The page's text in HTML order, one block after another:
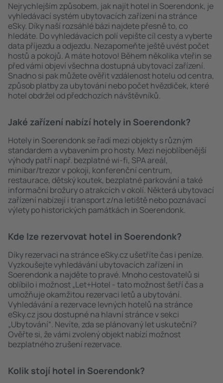
Nejrychlejším způsobem, jak najít hotel in Soerendonk, je
vyhledávací systém ubytovacích zařízení na stránce
eSky. Díky naší rozsáhlé bázi najdete přesně to, co
hledáte. Do vyhledávacích polí vepište cíl cesty a vyberte
data příjezdu a odjezdu. Nezapomeňte ještě uvést počet
hostů a pokojů. A máte hotovo! Během několika vteřin se
před vámi objeví všechna dostupná ubytovací zařízení.
Snadno si pak můžete ověřit vzdálenost hotelu od centra,
způsob platby za ubytování nebo počet hvězdiček, které
hotel obdržel od předchozích návštěvníků.
Jaké zařízení nabízí hotely in Soerendonk?
Hotely in Soerendonk se řadí mezi objekty s různým
standardem a vybavením pro hosty. Mezi nejoblíbenější
výhody patří např. bezplatné wi-fi, SPA areál,
minibar/trezor v pokoji, konferenční centrum,
restaurace, dětský koutek, bezplatné parkování a také
informační brožury o atrakcích v okolí. Některá ubytovací
zařízení nabízejí i transport z/na letiště nebo poznávací
výlety po historických památkách in Soerendonk.
Kde lze rezervovat hotel in Soerendonk?
Díky rezervaci na stránce eSky.cz ušetříte čas i peníze.
Vyzkoušejte vyhledávání ubytovacích zařízení in
Soerendonk a najděte to pravé. Mnoho cestovatelů si
oblíbilo i možnost „Let+Hotel - tato možnost šetří čas a
umožňuje okamžitou rezervaci letů a ubytování.
Vyhledávání a rezervace levných hotelů na stránce
eSky.cz jsou dostupné na hlavní stránce v sekci
„Ubytování“. Nevíte, zda se plánovaný let uskuteční?
Ověřte si, že vámi zvolený objekt nabízí možnost
bezplatného zrušení rezervace.
Kolik stojí hotel in Soerendonk?